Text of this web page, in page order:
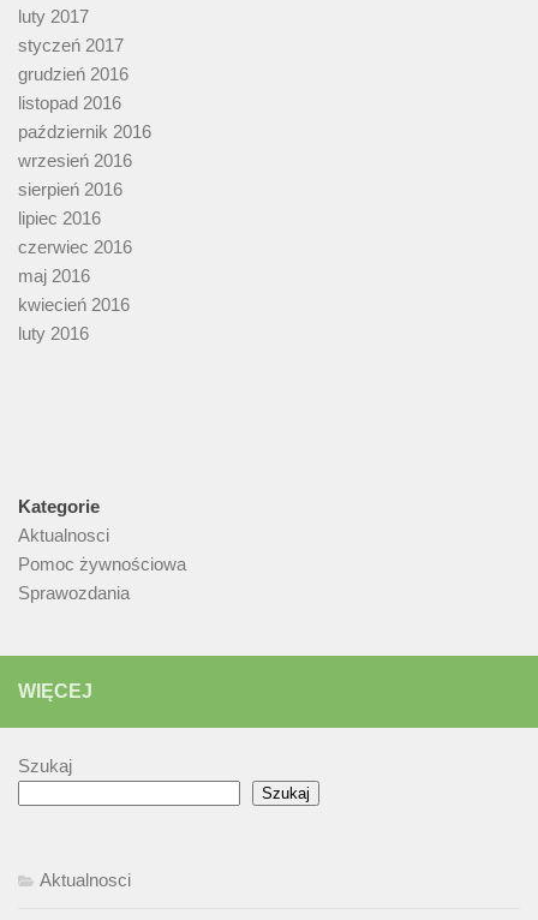
luty 2017
styczeń 2017
grudzień 2016
listopad 2016
październik 2016
wrzesień 2016
sierpień 2016
lipiec 2016
czerwiec 2016
maj 2016
kwiecień 2016
luty 2016
Kategorie
Aktualnosci
Pomoc żywnościowa
Sprawozdania
WIĘCEJ
Szukaj
Szukaj
Aktualnosci